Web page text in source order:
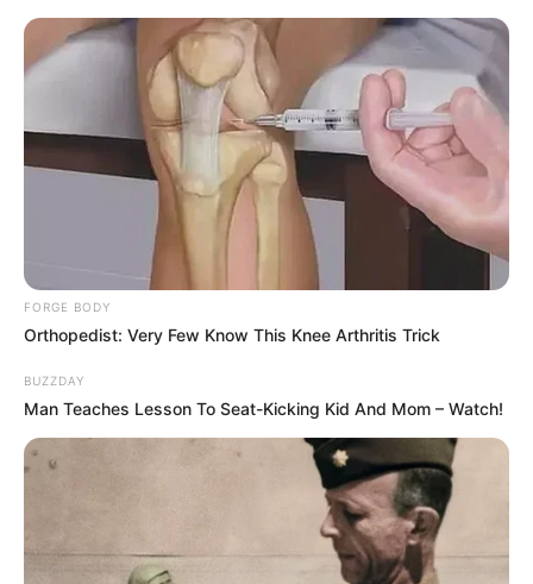
FORGE BODY
Orthopedist: Very Few Know This Knee Arthritis Trick
BUZZDAY
Man Teaches Lesson To Seat-Kicking Kid And Mom – Watch!